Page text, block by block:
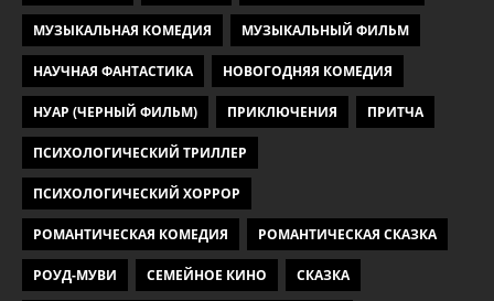
МУЗЫКАЛЬНАЯ КОМЕДИЯ МУЗЫКАЛЬНЫЙ ФИЛЬМ
НАУЧНАЯ ФАНТАСТИКА НОВОГОДНЯЯ КОМЕДИЯ
НУАР (ЧЕРНЫЙ ФИЛЬМ) ПРИКЛЮЧЕНИЯ ПРИТЧА
ПСИХОЛОГИЧЕСКИЙ ТРИЛЛЕР
ПСИХОЛОГИЧЕСКИЙ ХОРРОР
РОМАНТИЧЕСКАЯ КОМЕДИЯ РОМАНТИЧЕСКАЯ СКАЗКА
РОУД-МУВИ СЕМЕЙНОЕ КИНО СКАЗКА